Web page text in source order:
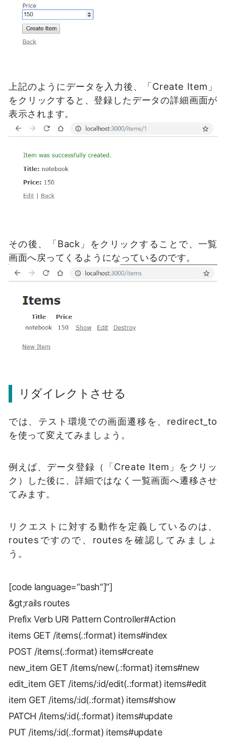
上記のようにデータを入力後、「Create Item」
をクリックすると、登録したデータの詳細画面が
表示されます。
その後、「Back」をクリックすることで、一覧
画面へ戻ってくるようになっているのです。
リダイレクトさせる
では、テスト環境での画面遷移を、redirect_to
を使って変えてみましょう。
例えば、データ登録（「Create Item」をクリッ
ク）した後に、詳細ではなく一覧画面へ遷移させ
てみます。
リクエストに対する動作を定義しているのは、
routesですので、routesを確認してみましょ
う。
[code language=”bash”]”]
&gt;rails routes
Prefix Verb URI Pattern Controller#Action
items GET /items(.:format) items#index
POST /items(.:format) items#create
new_item GET /items/new(.:format) items#new
edit_item GET /items/:id/edit(.:format) items#edit
item GET /items/:id(.:format) items#show
PATCH /items/:id(.:format) items#update
PUT /items/:id(.:format) items#update